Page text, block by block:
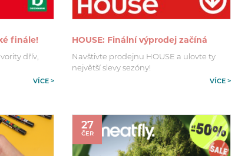
finále!
dřív,
VÍCE >
HOUSE: Finální výprodej začíná
Navštivte prodejnu HOUSE a ulovte ty
největší slevy sezóny!
VÍCE >
27
ČER